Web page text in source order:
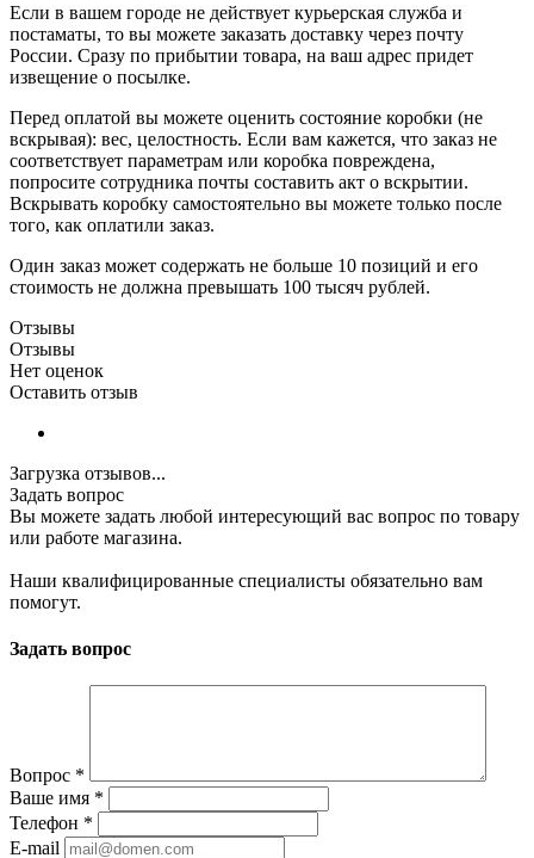
Если в вашем городе не действует курьерская служба и
постаматы, то вы можете заказать доставку через почту
России. Сразу по прибытии товара, на ваш адрес придет
извещение о посылке.
Перед оплатой вы можете оценить состояние коробки (не
вскрывая): вес, целостность. Если вам кажется, что заказ не
соответствует параметрам или коробка повреждена,
попросите сотрудника почты составить акт о вскрытии.
Вскрывать коробку самостоятельно вы можете только после
того, как оплатили заказ.
Один заказ может содержать не больше 10 позиций и его
стоимость не должна превышать 100 тысяч рублей.
Отзывы
Отзывы
Нет оценок
Оставить отзыв
Загрузка отзывов...
Задать вопрос
Вы можете задать любой интересующий вас вопрос по товару
или работе магазина.
Наши квалифицированные специалисты обязательно вам
помогут.
Задать вопрос
Вопрос *
Ваше имя *
Телефон *
E-mail